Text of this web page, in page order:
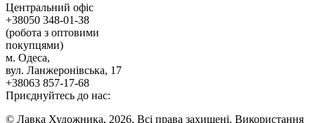
Центральний офіс
+38050 348-01-38
(робота з оптовими
покупцями)
м. Одеса,
вул. Ланжеронівська, 17
+38063 857-17-68
Приєднуйтесь до нас:
© Лавка Художника, 2026. Всі права захищені. Використання